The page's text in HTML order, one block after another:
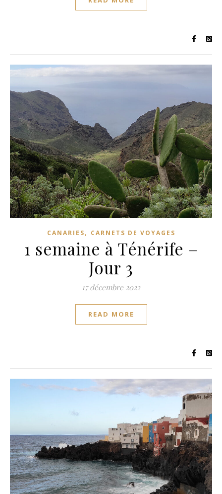
CANARIES, CARNETS DE VOYAGES
1 semaine à Ténérife –
Jour 3
17 décembre 2022
READ MORE